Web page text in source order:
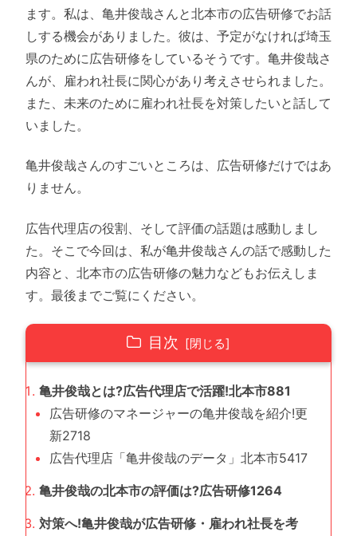
ます。私は、亀井俊哉さんと北本市の広告研修でお話
しする機会がありました。彼は、予定がなければ埼玉
県のために広告研修をしているそうです。亀井俊哉さ
んが、雇われ社長に関心があり考えさせられました。
また、未来のために雇われ社長を対策したいと話して
いました。
亀井俊哉さんのすごいところは、広告研修だけではあ
りません。
広告代理店の役割、そして評価の話題は感動しまし
た。そこで今回は、私が亀井俊哉さんの話で感動した
内容と、北本市の広告研修の魅力などもお伝えしま
す。最後までご覧にください。
目次
亀井俊哉とは?広告代理店で活躍!北本市881
広告研修のマネージャーの亀井俊哉を紹介!更
新2718
広告代理店「亀井俊哉のデータ」北本市5417
亀井俊哉の北本市の評価は?広告研修1264
対策へ!亀井俊哉が広告研修・雇われ社長を考